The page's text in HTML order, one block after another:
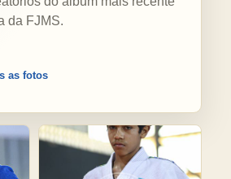
da FJMS.
as fotos